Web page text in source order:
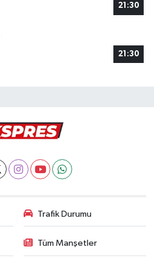
21:30
21:30
Trafik Durumu
Tüm Manşetler